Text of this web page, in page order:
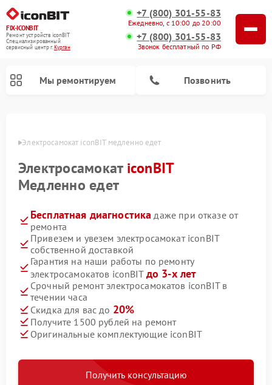
FIX-ICONBIT
Ремонт устройств iconBIT
Специализированный
cервисный центр г.Курган
+7 (800) 301-55-83
Ежедневно, с 10:00 до 20:00
+7 (800) 301-55-83
Звонок бесплатный по РФ
Мы ремонтируем Позвонить
Электросамокат iconBIT медленно едет
Электросамокат iconBIT
Медленно едет
Бесплатная диагностика даже при отказе от
ремонта
Привезем и увезем электросамокат iconBIT
собственной доставкой
Гарантия на наши работы по ремонту
электросамокатов iconBIT до 3-х лет
Срочный ремонт электросамокатов iconBIT в
течении часа
Скидка для вас до 20%
Получите 1500 рублей на ремонт
Оригинальные комплектующие iconBIT
Получить консультацию